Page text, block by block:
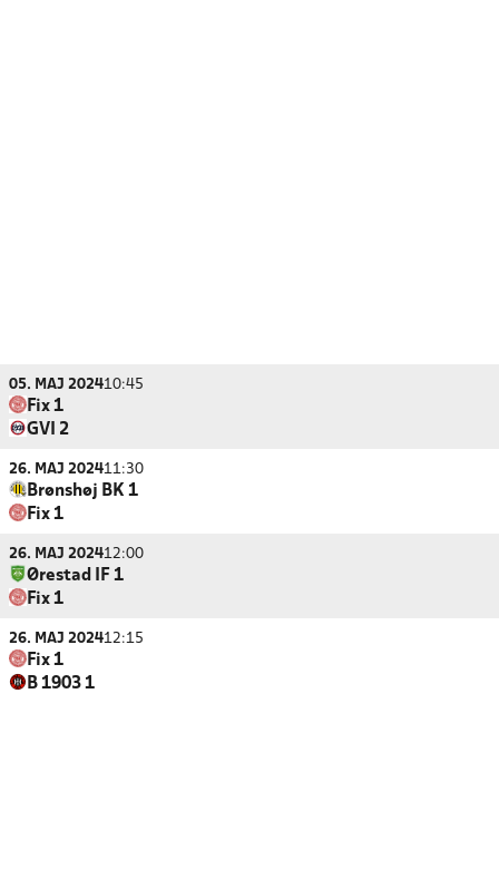
05. MAJ 202410:45
Fix 1
GVI 2
26. MAJ 202411:30
Brønshøj BK 1
Fix 1
26. MAJ 202412:00
Ørestad IF 1
Fix 1
26. MAJ 202412:15
Fix 1
B 1903 1